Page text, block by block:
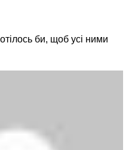
би, щоб усі ними